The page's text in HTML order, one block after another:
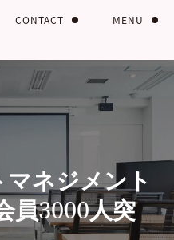
MENU
CONTACT
ネジメント
員3000人突